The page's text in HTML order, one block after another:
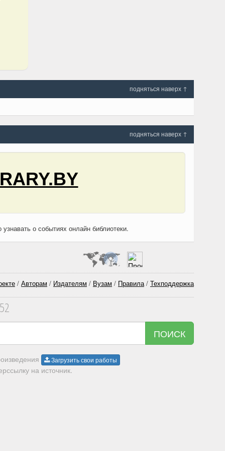
подняться наверх ↑
подняться наверх ↑
о событиях онлайн библиотеки.
/ Авторам / Издателям / Вузам / Правила/ Техподдержка
ПОИСК
Загрузить свои работы
на источник.